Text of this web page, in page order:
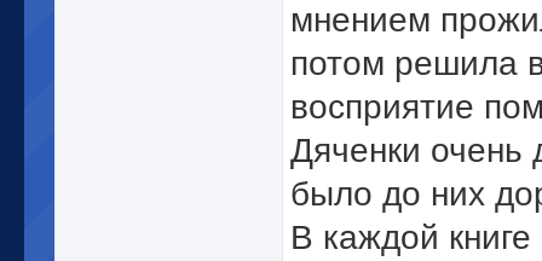
мнением
потом решила
восприятие
Дяченки
было до них
В каждой